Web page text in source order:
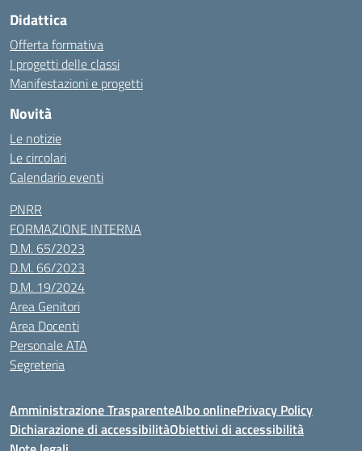
Didattica
Offerta formativa
I progetti delle classi
Manifestazioni e progetti
Novità
Le notizie
Le circolari
Calendario eventi
PNRR
FORMAZIONE INTERNA
D.M. 65/2023
D.M. 66/2023
D.M. 19/2024
Area Genitori
Area Docenti
Personale ATA
Segreteria
Amministrazione TrasparenteAlbo onlinePrivacy Policy
Dichiarazione di accessibilitàObiettivi di accessibilità